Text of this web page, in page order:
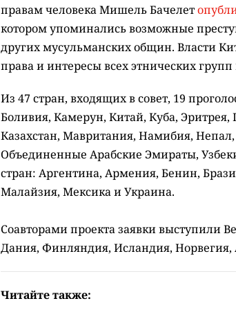
правам человека Мишель Бачелет
котором упоминались возможные
других мусульманских общин. Власти
права и интересы всех этнических
Из 47 стран, входящих в совет, 19
Боливия, Камерун, Китай, Куба,
Казахстан, Мавритания, Намибия,
Объединенные Арабские Эмираты,
стран: Аргентина, Армения, Бенин,
Малайзия, Мексика и Украина.
Соавторами проекта заявки выступили
Дания, Финляндия, Исландия, Норвегия,
Читайте также: